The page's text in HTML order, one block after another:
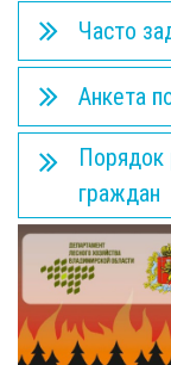
Часто
Анкета
Порядок
граждан